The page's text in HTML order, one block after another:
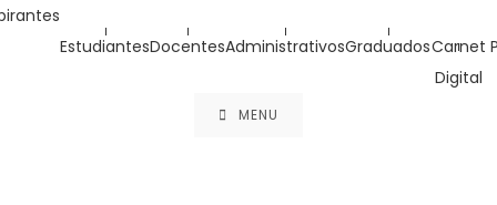
EstudiantesDocentesAdministrativosGraduadosCarnet
Digital
MENU